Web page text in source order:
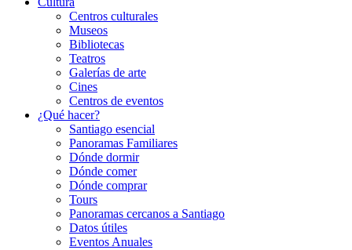
Centros culturales
Museos
Bibliotecas
Teatros
Galerí­as de arte
Cines
Centros de eventos
¿Qué hacer?
Santiago esencial
Panoramas Familiares
Dónde dormir
Dónde comer
Dónde comprar
Tours
Panoramas cercanos a Santiago
Datos útiles
Eventos Anuales